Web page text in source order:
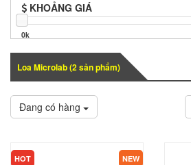
KHOẢNG GIÁ
0k
Loa Microlab (2sản phẩm)
Đang có hàng
HOT NEW